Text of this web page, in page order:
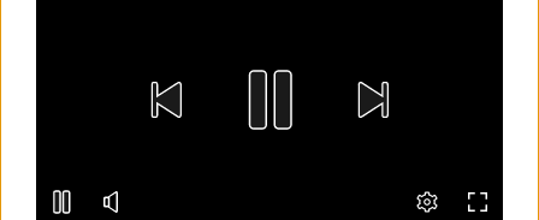
Oroscopo di Branko, martedì 11 agosto